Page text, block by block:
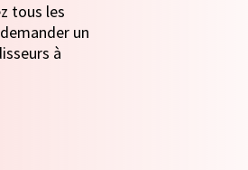
tous les
un
à